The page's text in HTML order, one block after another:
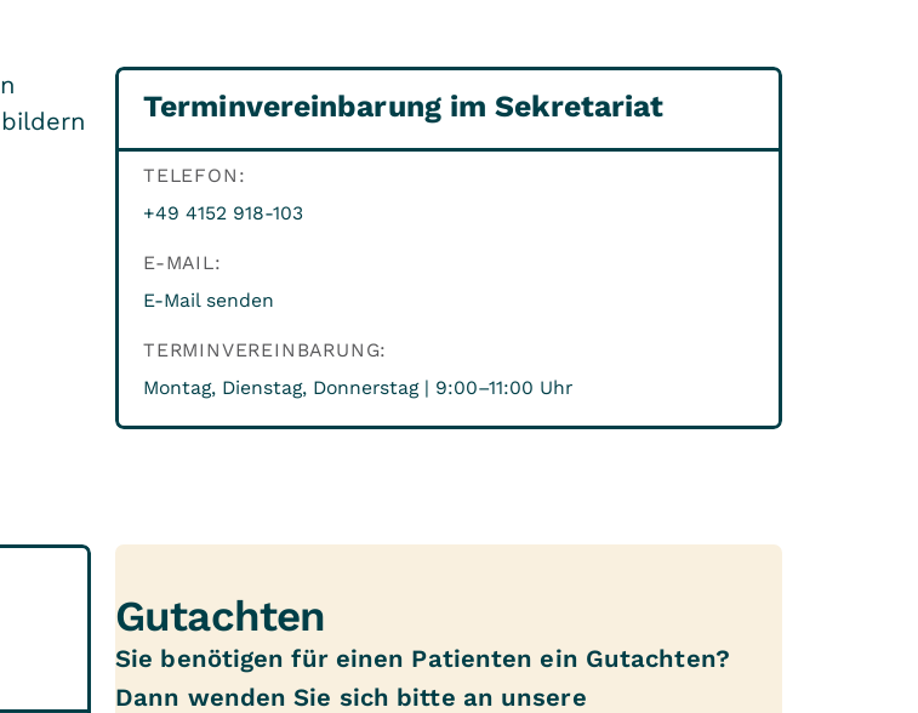
Terminvereinbarung im Sekretariat
TELEFON:
+49 4152 918-103
E-MAIL:
E-Mail senden
TERMINVEREINBARUNG:
Montag, Dienstag, Donnerstag | 9:00–11:00 Uhr
Gutachten
Sie benötigen für einen Patienten ein Gutachten?
Dann wenden Sie sich bitte an unsere